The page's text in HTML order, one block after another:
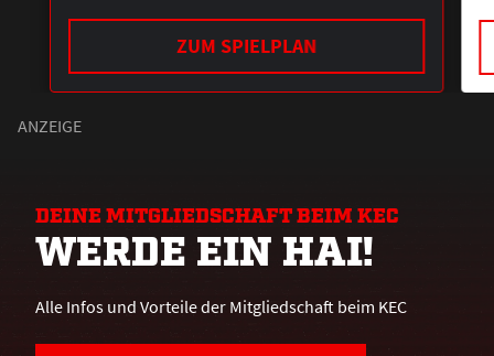
ZUM SPIELPLAN
DEINE MITGLIEDSCHAFT BEIM KEC
WERDE EIN HAI!
Alle Infos und Vorteile der Mitgliedschaft beim KEC